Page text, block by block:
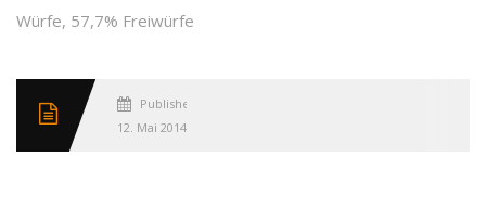
Würfe, 57,7% Freiwürfe
Published
12. Mai 2014